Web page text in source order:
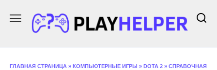
содержанию
ГЛАВНАЯ СТРАНИЦА » КОМПЬЮТЕРНЫЕ ИГРЫ » DOTA 2 » СПРАВОЧНАЯ